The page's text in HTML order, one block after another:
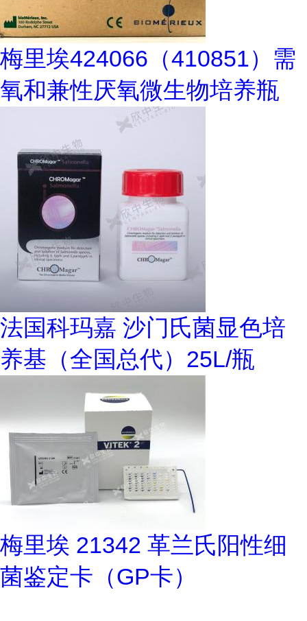
梅里埃424066（410851）需
氧和兼性厌氧微生物培养瓶
法国科玛嘉 沙门氏菌显色培
养基（全国总代）25L/瓶
梅里埃 21342 革兰氏阳性细
菌鉴定卡（GP卡）